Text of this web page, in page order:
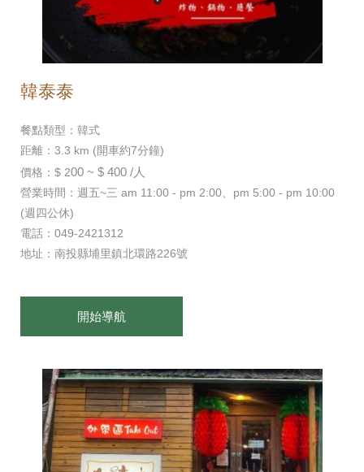
韓泰泰
餐點類型：韓式
距離：3.3 km (開車約7分鐘)
價格：$ 200 ~ $ 400 /人
營業時間：週五~三 am 11:00 - pm 2:00、pm 5:00 - pm 10:00
(週四公休)
電話：049-2421312
地址：南投縣埔里鎮北環路226號
開始導航